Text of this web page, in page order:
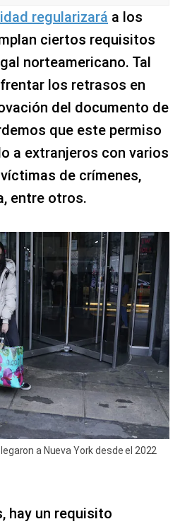
regularizará a los
ciertos requisitos
norteamericano. Tal
los retrasos en
del documento de
que este permiso
a extranjeros con varios
de crímenes,
entre otros.
a Nueva York desde el 2022
hay un requisito